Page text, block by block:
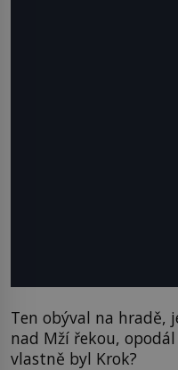
Ten obýval na hradě,
nad Mží řekou,
vlastně byl Krok?